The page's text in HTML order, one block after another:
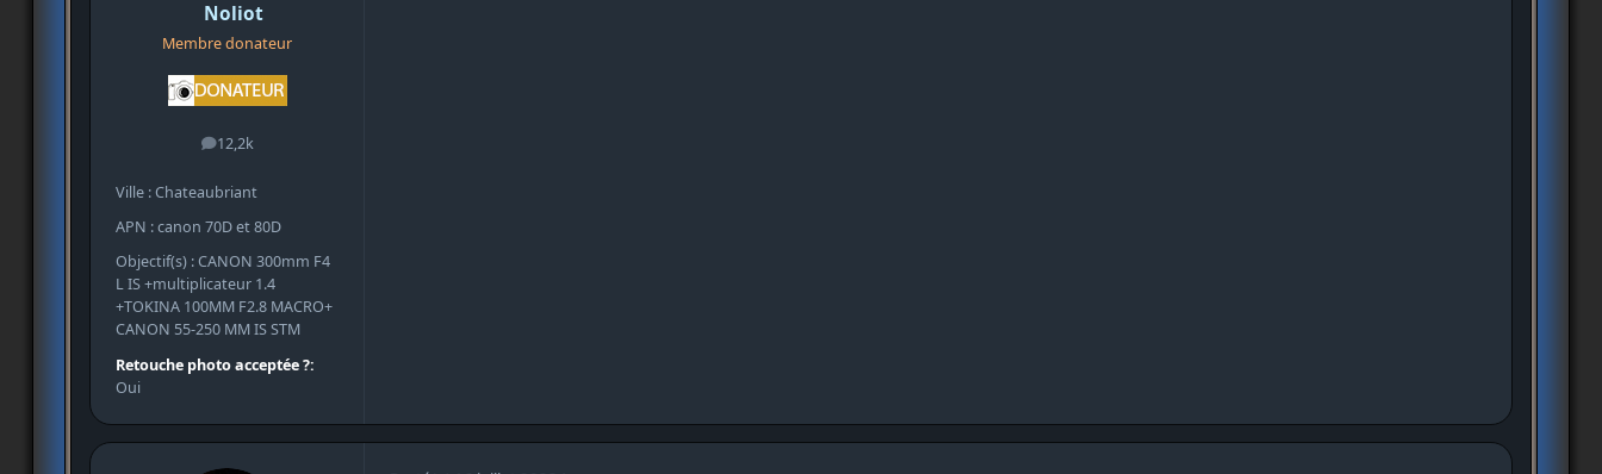
Noliot
Membre donateur
12,2k
messages
Ville : Chateaubriant
APN : canon 70D et 80D
Objectif(s) : CANON 300mm F4
L IS +multiplicateur 1.4
+TOKINA 100MM F2.8 MACRO+
CANON 55-250 MM IS STM
Retouche photo acceptée ?:
Oui